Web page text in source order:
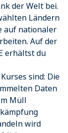
der Welt bei.
Ländern
auf nationaler
Auf der
erhältst du
sind: Die
Daten
Müll
wird